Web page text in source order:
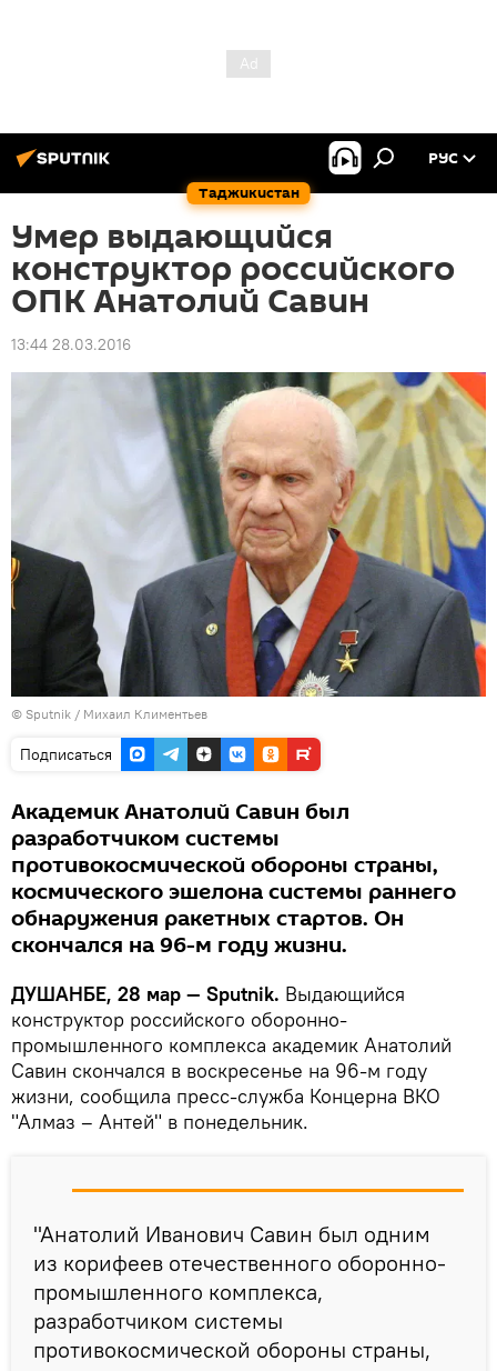
Таджикистан
РУС
Умер выдающийся
конструктор российского
ОПК Анатолий Савин
13:44 28.03.2016
© Sputnik / Михаил Климентьев
Подписаться
Академик Анатолий Савин был
разработчиком системы
противокосмической обороны страны,
космического эшелона системы раннего
обнаружения ракетных стартов. Он
скончался на 96-м году жизни.
ДУШАНБЕ, 28 мар — Sputnik. Выдающийся
конструктор российского оборонно-
промышленного комплекса академик Анатолий
Савин скончался в воскресенье на 96-м году
жизни, сообщила пресс-служба Концерна ВКО
"Алмаз – Антей" в понедельник.
"Анатолий Иванович Савин был одним
из корифеев отечественного оборонно-
промышленного комплекса,
разработчиком системы
противокосмической обороны страны,